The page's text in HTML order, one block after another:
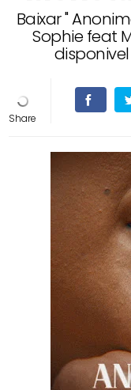
Baixar "
Sophie feat